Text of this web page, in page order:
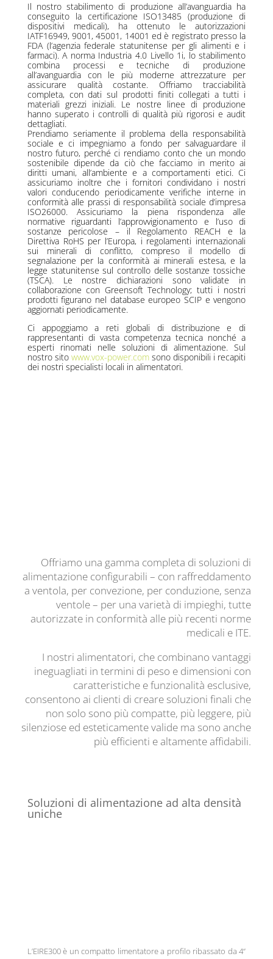
Il nostro stabilimento di produzione all’avanguardia ha
conseguito la certificazione ISO13485 (produzione di
dispositivi medicali), ha ottenuto le autorizzazioni
IATF16949, 9001, 45001, 14001 ed è registrato presso la
FDA (l’agenzia federale statunitense per gli alimenti e i
farmaci). A norma Industria 4.0 Livello 1i, lo stabilimento
combina processi e tecniche di produzione
all’avanguardia con le più moderne attrezzature per
assicurare qualità costante. Offriamo tracciabilità
completa, con dati sul prodotti finiti collegati a tutti i
materiali grezzi iniziali. Le nostre linee di produzione
hanno superato i controlli di qualità più rigorosi e audit
dettagliati.
Prendiamo seriamente il problema della responsabilità
sociale e ci impegniamo a fondo per salvaguardare il
nostro futuro, perché ci rendiamo conto che un mondo
sostenibile dipende da ciò che facciamo in merito ai
diritti umani, all’ambiente e a comportamenti etici. Ci
assicuriamo inoltre che i fornitori condividano i nostri
valori conducendo periodicamente verifiche interne in
conformità alle prassi di responsabilità sociale d’impresa
ISO26000. Assicuriamo la piena rispondenza alle
normative riguardanti l’approvvigionamento e l’uso di
sostanze pericolose – il Regolamento REACH e la
Direttiva RoHS per l’Europa, i regolamenti internazionali
sui minerali di conflitto, compreso il modello di
segnalazione per la conformità ai minerali estesa, e la
legge statunitense sul controllo delle sostanze tossiche
(TSCA). Le nostre dichiarazioni sono validate in
collaborazione con Greensoft Technology; tutti i nostri
prodotti figurano nel database europeo SCIP e vengono
aggiornati periodicamente.
Ci appoggiamo a reti globali di distribuzione e di
rappresentanti di vasta competenza tecnica nonché a
esperti rinomati nelle soluzioni di alimentazione. Sul
nostro sito www.vox-power.comsono disponibili i recapiti
dei nostri specialisti locali in alimentatori.
Offriamo una gamma completa di soluzioni di
alimentazione configurabili – con raffreddamento
a ventola, per convezione, per conduzione, senza
ventole – per una varietà di impieghi, tutte
autorizzate in conformità alle più recenti norme
medicali e ITE.
I nostri alimentatori, che combinano vantaggi
ineguagliati in termini di peso e dimensioni con
caratteristiche e funzionalità esclusive,
consentono ai clienti di creare soluzioni finali che
non solo sono più compatte, più leggere, più
silenziose ed esteticamente valide ma sono anche
più efficienti e altamente affidabili.
Soluzioni di alimentazione ad alta densità
uniche
L’EIRE300 è un compatto limentatore a profilo ribassato da 4“